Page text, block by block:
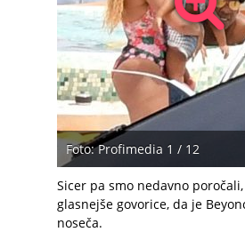
Foto: Profimedia 1 / 12
Sicer pa smo nedavno
glasnejše govorice, da je
noseča.